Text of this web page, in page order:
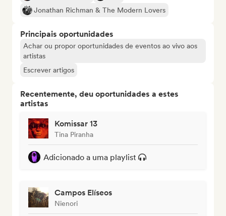
Jonathan Richman & The Modern Lovers
Principais oportunidades
Achar ou propor oportunidades de eventos ao vivo aos
artistas
Escrever artigos
Recentemente, deu oportunidades a estes
artistas
Komissar 13
Tina Piranha
Adicionado a uma playlist
Campos Elíseos
Nienori